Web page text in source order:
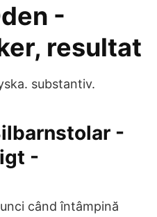
-
resultat
substantiv.
-
-
când întâmpină